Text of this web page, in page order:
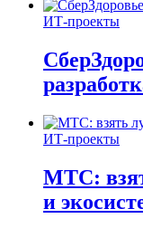
ИТ-проекты
ИТ-проекты
МТС:
и